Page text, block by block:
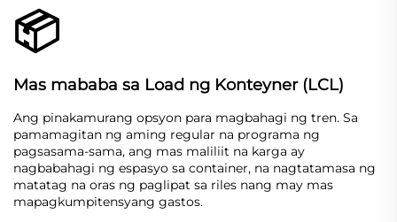
📦
Mas mababa sa Load ng Konteyner (LCL)
Ang pinakamurang opsyon para magbahagi ng tren. Sa
pamamagitan ng aming regular na programa ng
pagsasama-sama, ang mas maliliit na karga ay
nagbabahagi ng espasyo sa container, na nagtatamasa ng
matatag na oras ng paglipat sa riles nang may mas
mapagkumpitensyang gastos.